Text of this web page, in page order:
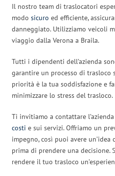
Il nostro team di traslocatori
modo sicuro ed efficiente,
danneggiato. Utilizziamo veicoli
viaggio dalla Verona a Braila.
Tutti i dipendenti dell’azienda
garantire un processo di trasloco
priorità è la tua soddisfazione e
minimizzare lo stress del trasloco.
Ti invitiamo a contattare
costi e sui servizi. Offriamo un
impegno, così puoi avere
prima di prendere una decisione.
rendere il tuo trasloco